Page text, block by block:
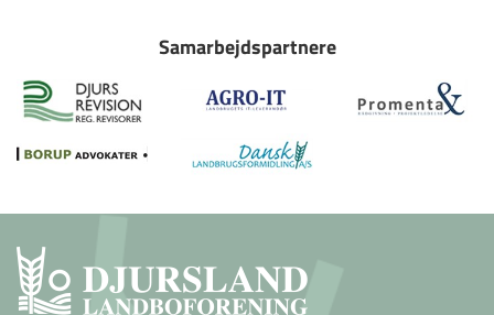
Samarbejdspartnere